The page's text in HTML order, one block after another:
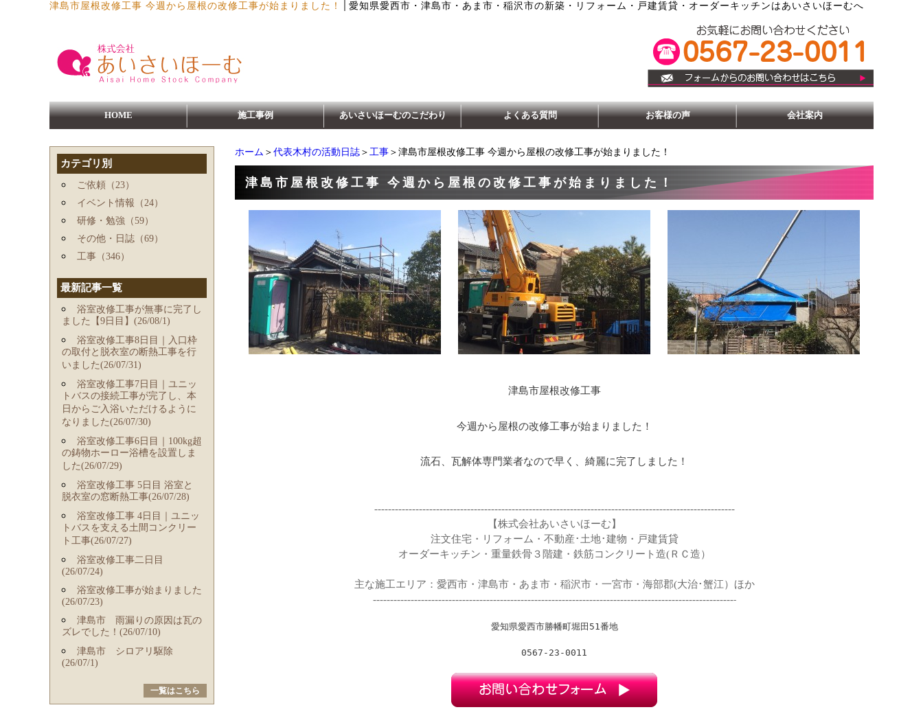
津島市屋根改修工事 今週から屋根の改修工事が始まりました！ 愛知県愛西市・津島市・あま市・稲沢市の新築・リフォーム・戸建賃貸・オーダーキッチンはあいさいほーむへ
HOME 施工事例 あいさいほーむのこだわり よくある質問 お客様の声 会社案内
ホーム ＞ 代表木村の活動日誌 ＞ 工事 ＞津島市屋根改修工事 今週から屋根の改修工事が始まりました！
津島市屋根改修工事 今週から屋根の改修工事が始まりました！
津島市屋根改修工事
今週から屋根の改修工事が始まりました！
流石、瓦解体専門業者なので早く、綺麗に完了しました！
---------------------------------------------------------------------------------------------------------
【株式会社あいさいほーむ】
注文住宅・リフォーム・不動産･土地･建物・戸建賃貸
オーダーキッチン・重量鉄骨３階建・鉄筋コンクリート造(ＲＣ造）
主な施工エリア：愛西市・津島市・あま市・稲沢市・一宮市・海部郡(大治･蟹江）ほか
----------------------------------------------------------------------------------------------------------
愛知県愛西市勝幡町堀田51番地
0567-23-0011
カテゴリ別
ご依頼（23）
イベント情報（24）
研修・勉強（59）
その他・日誌（69）
工事（346）
最新記事一覧
浴室改修工事が無事に完了し
ました【9日目】(26/08/1)
浴室改修工事8日目｜入口枠
の取付と脱衣室の断熱工事を行
いました(26/07/31)
浴室改修工事7日目｜ユニッ
トバスの接続工事が完了し、本
日からご入浴いただけるように
なりました(26/07/30)
浴室改修工事6日目｜100kg超
の鋳物ホーロー浴槽を設置しま
した(26/07/29)
浴室改修工事 5日目 浴室と
脱衣室の窓断熱工事(26/07/28)
浴室改修工事 4日目｜ユニッ
トバスを支える土間コンクリー
ト工事(26/07/27)
浴室改修工事二日目
(26/07/24)
浴室改修工事が始まりました
(26/07/23)
津島市 雨漏りの原因は瓦の
ズレでした！(26/07/10)
津島市 シロアリ駆除
(26/07/1)
一覧はこちら